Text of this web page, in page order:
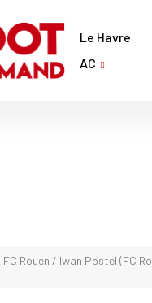
Le Havre
AC
FC Rouen / Iwan Postel (FC